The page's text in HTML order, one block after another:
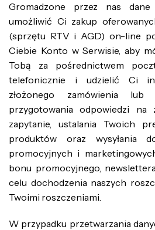
Gromadzone przez nas dane
umożliwić Ci zakup
(sprzętu RTV i AGD) on-line
Ciebie Konto w Serwisie, aby
Tobą za pośrednictwem
telefonicznie i udzielić Ci
złożonego zamówienia
przygotowania odpowiedzi na
zapytanie, ustalania Twoich
produktów oraz wysyłania
promocyjnych i
bonu promocyjnego,
celu dochodzenia naszych
Twoimi roszczeniami.
W przypadku przetwarzania